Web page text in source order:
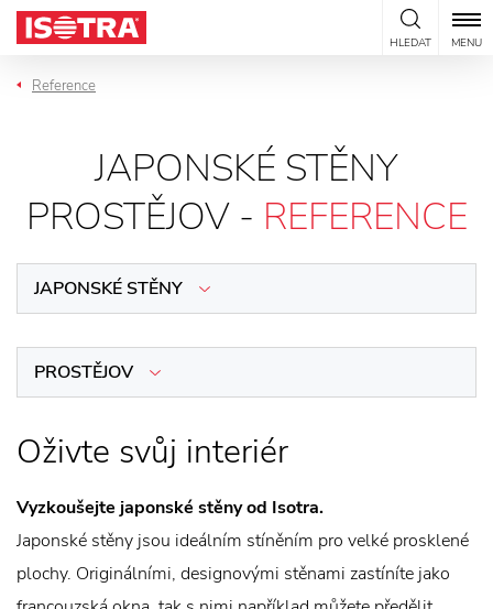
Přeskočit na obsah
HLEDAT MENU
Reference
JAPONSKÉ STĚNY
PROSTĚJOV - REFERENCE
JAPONSKÉ STĚNY
PROSTĚJOV
Oživte svůj interiér
Vyzkoušejte japonské stěny od Isotra.
Japonské stěny jsou ideálním stíněním pro velké prosklené
plochy. Originálními, designovými stěnami zastíníte jako